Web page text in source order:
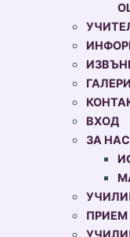
ВХОД
ЗА НАС
ПРИЕМ